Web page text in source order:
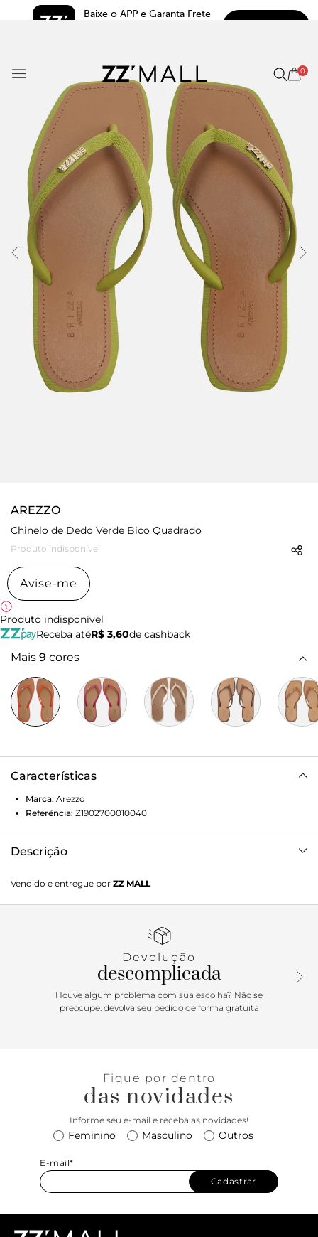
Baixe o APP e Garanta Frete
0
AREZZO
Chinelo de Dedo Verde Bico Quadrado
Produto indisponível
Avise-me
Produto indisponível
Receba atéR$ 3,60de cashback
Mais 9 cores
Características
Marca: Arezzo
Referência: Z1902700010040
Descrição
Vendido e entregue por ZZ MALL
Devolução
descomplicada
Houve algum problema com sua escolha? Não se
preocupe: devolva seu pedido de forma gratuita
Fique por dentro
das novidades
Informe seu e-mail e receba as novidades!
Feminino Masculino Outros
E-mail*
Cadastrar